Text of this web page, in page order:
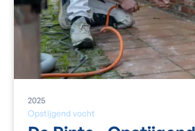
Opstijgend vocht
2025